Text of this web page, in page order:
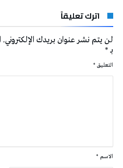
اترك تعليقاً
لن يتم نشر عنوان بريدك الإلكتروني.
بـ*
التعليق *
الاسم *